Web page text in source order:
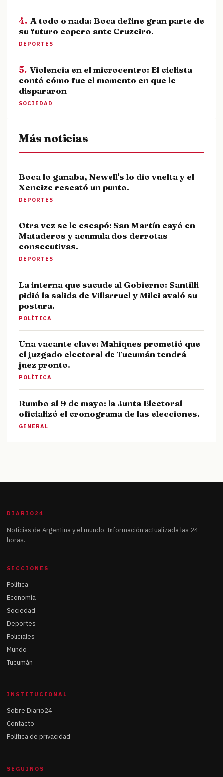
4. A todo o nada: Boca define gran parte de
su futuro copero ante Cruzeiro.
DEPORTES
5. Violencia en el microcentro: El ciclista
contó cómo fue el momento en que le
dispararon
SOCIEDAD
Más noticias
Boca lo ganaba, Newell's lo dio vuelta y el
Xeneize rescató un punto.
DEPORTES
Otra vez se le escapó: San Martín cayó en
Mataderos y acumula dos derrotas
consecutivas.
DEPORTES
La interna que sacude al Gobierno: Santilli
pidió la salida de Villarruel y Milei avaló su
postura.
POLÍTICA
Una vacante clave: Mahiques prometió que
el juzgado electoral de Tucumán tendrá
juez pronto.
POLÍTICA
Rumbo al 9 de mayo: la Junta Electoral
oficializó el cronograma de las elecciones.
GENERAL
DIARIO24
Noticias de Argentina y el mundo. Información actualizada las 24
horas.
SECCIONES
Política
Economía
Sociedad
Deportes
Policiales
Mundo
Tucumán
INSTITUCIONAL
Sobre Diario24
Contacto
Política de privacidad
SEGUINOS